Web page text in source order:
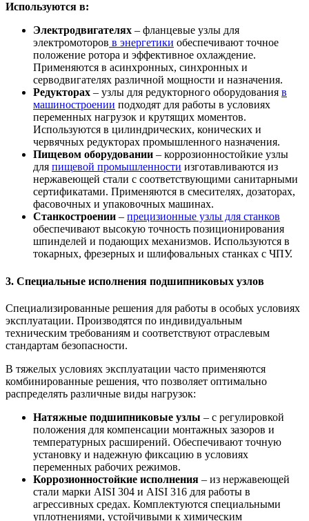
Используются в:
Электродвигателях – фланцевые узлы для
электромоторов в энергетики обеспечивают точное
положение ротора и эффективное охлаждение.
Применяются в асинхронных, синхронных и
серводвигателях различной мощности и назначения.
Редукторах – узлы для редукторного оборудования в
машиностроении подходят для работы в условиях
переменных нагрузок и крутящих моментов.
Используются в цилиндрических, конических и
червячных редукторах промышленного назначения.
Пищевом оборудовании – коррозионностойкие узлы
для пищевой промышленности изготавливаются из
нержавеющей стали с соответствующими санитарными
сертификатами. Применяются в смесителях, дозаторах,
фасовочных и упаковочных машинах.
Станкостроении – прецизионные узлы для станков
обеспечивают высокую точность позиционирования
шпинделей и подающих механизмов. Используются в
токарных, фрезерных и шлифовальных станках с ЧПУ.
3. Специальные исполнения подшипниковых узлов
Специализированные решения для работы в особых условиях
эксплуатации. Производятся по индивидуальным
техническим требованиям и соответствуют отраслевым
стандартам безопасности.
В тяжелых условиях эксплуатации часто применяются
комбинированные решения, что позволяет оптимально
распределять различные виды нагрузок:
Натяжные подшипниковые узлы – с регулировкой
положения для компенсации монтажных зазоров и
температурных расширений. Обеспечивают точную
установку и надежную фиксацию в условиях
переменных рабочих режимов.
Коррозионностойкие исполнения – из нержавеющей
стали марки AISI 304 и AISI 316 для работы в
агрессивных средах. Комплектуются специальными
уплотнениями, устойчивыми к химическим